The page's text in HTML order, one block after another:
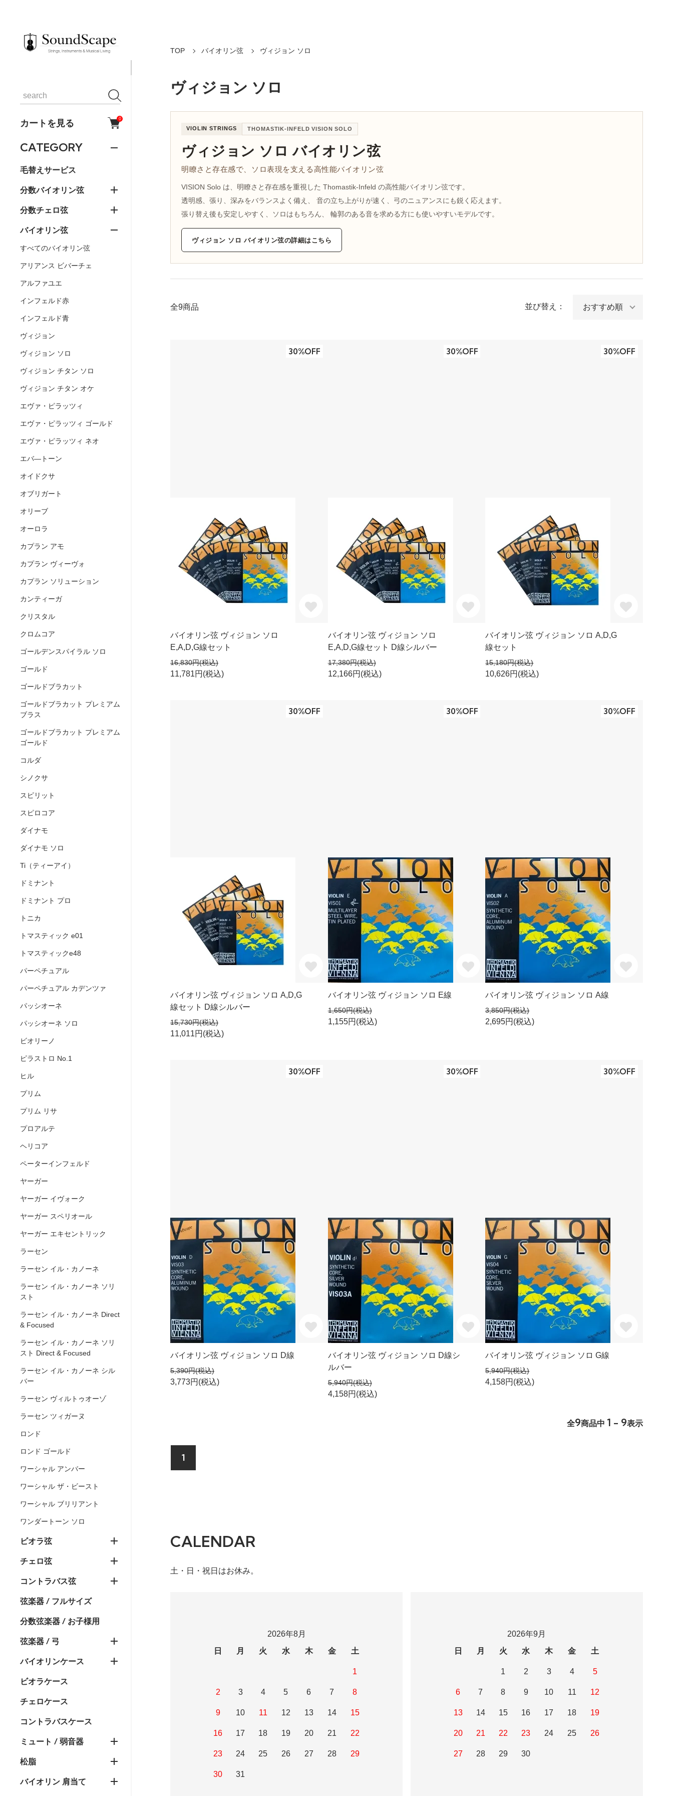
カートを見る 0
CATEGORY
毛替えサービス
分数バイオリン弦
分数チェロ弦
バイオリン弦
すべてのバイオリン弦
アリアンス ビバーチェ
アルファユエ
インフェルド赤
インフェルド青
ヴィジョン
ヴィジョン ソロ
ヴィジョン チタン ソロ
ヴィジョン チタン オケ
エヴァ・ピラッツィ
エヴァ・ピラッツィ ゴールド
エヴァ・ピラッツィ ネオ
エバ―トーン
オイドクサ
オブリガート
オリーブ
オーロラ
カプラン アモ
カプラン ヴィーヴォ
カプラン ソリューション
カンティーガ
クリスタル
クロムコア
ゴールデンスパイラル ソロ
ゴールド
ゴールドブラカット
ゴールドブラカット プレミアム
ブラス
ゴールドブラカット プレミアム
ゴールド
コルダ
シノクサ
スピリット
スピロコア
ダイナモ
ダイナモ ソロ
Ti（ティーアイ）
ドミナント
ドミナント プロ
トニカ
トマスティック e01
トマスティックe48
パーペチュアル
パーペチュアル カデンツァ
パッシオーネ
パッシオーネ ソロ
ビオリーノ
ピラストロ No.1
ヒル
プリム
プリム リサ
プロアルテ
ヘリコア
ペーターインフェルド
ヤーガー
ヤーガー イヴォーク
ヤーガー スペリオール
ヤーガー エキセントリック
ラーセン
ラーセン イル・カノーネ
ラーセン イル・カノーネ ソリ
スト
ラーセン イル・カノーネ Direct
& Focused
ラーセン イル・カノーネ ソリ
スト Direct & Focused
ラーセン イル・カノーネ シル
バー
ラーセン ヴィルトゥオーゾ
ラーセン ツィガーヌ
ロンド
ロンド ゴールド
ワーシャル アンバー
ワーシャル ザ・ビースト
ワーシャル ブリリアント
ワンダートーン ソロ
ビオラ弦
チェロ弦
コントラバス弦
弦楽器 / フルサイズ
分数弦楽器 / お子様用
弦楽器 / 弓
バイオリンケース
ビオラケース
チェロケース
コントラバスケース
ミュート / 弱音器
松脂
バイオリン 肩当て
TOP バイオリン弦 ヴィジョン ソロ
ヴィジョン ソロ
VIOLIN STRINGS THOMASTIK-INFELD VISION SOLO
ヴィジョン ソロ バイオリン弦
明瞭さと存在感で、ソロ表現を支える高性能バイオリン弦
VISION Solo は、明瞭さと存在感を重視した Thomastik-Infeld の高性能バイオリン弦です。
透明感、張り、深みをバランスよく備え、 音の立ち上がりが速く、弓のニュアンスにも鋭く応えます。
張り替え後も安定しやすく、ソロはもちろん、 輪郭のある音を求める方にも使いやすいモデルです。
ヴィジョン ソロ バイオリン弦の詳細はこちら
全9商品 並び替え：
30%OFF
バイオリン弦 ヴィジョン ソロ
E,A,D,G線セット
16,830円(税込)
11,781円(税込)
30%OFF
バイオリン弦 ヴィジョン ソロ
E,A,D,G線セット D線シルバー
17,380円(税込)
12,166円(税込)
30%OFF
バイオリン弦 ヴィジョン ソロ A,D,G
線セット
15,180円(税込)
10,626円(税込)
30%OFF
バイオリン弦 ヴィジョン ソロ A,D,G
線セット D線シルバー
15,730円(税込)
11,011円(税込)
30%OFF
バイオリン弦 ヴィジョン ソロ E線
1,650円(税込)
1,155円(税込)
30%OFF
バイオリン弦 ヴィジョン ソロ A線
3,850円(税込)
2,695円(税込)
30%OFF
バイオリン弦 ヴィジョン ソロ D線
5,390円(税込)
3,773円(税込)
30%OFF
バイオリン弦 ヴィジョン ソロ D線シ
ルバー
5,940円(税込)
4,158円(税込)
30%OFF
バイオリン弦 ヴィジョン ソロ G線
5,940円(税込)
4,158円(税込)
全9商品中 1 - 9表示
1
CALENDAR
土・日・祝日はお休み。
2026年8月
日
月 火 水 木 金 土
1
2 3 4 5 6 7 8
9 10 11 12 13 14 15
16 17 18 19 20 21 22
23 24 25 26 27 28 29
30 31
2026年9月
日
月 火 水 木 金 土
1 2 3 4 5
6 7 8 9 10 11 12
13 14 15 16 17 18 19
20 21 22 23 24 25 26
27 28 29 30